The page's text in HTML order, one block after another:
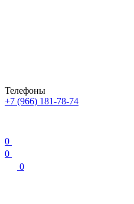
Телефоны
+7 (966) 181-78-74
0
0
0